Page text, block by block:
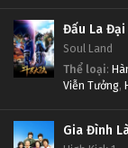
Đấu La Đại
Soul Land
Thể loại:
Viễn Tưởng,
Gia Đình